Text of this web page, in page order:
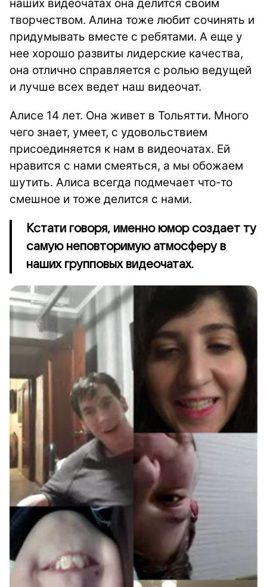
наших видеочатах она делится своим
творчеством. Алина тоже любит сочинять и
придумывать вместе с ребятами. А еще у
нее хорошо развиты лидерские качества,
она отлично справляется с ролью ведущей
и лучше всех ведет наш видеочат.
Алисе 14 лет. Она живет в Тольятти. Много
чего знает, умеет, с удовольствием
присоединяется к нам в видеочатах. Ей
нравится с нами смеяться, а мы обожаем
шутить. Алиса всегда подмечает что-то
смешное и тоже делится с нами.
Кстати говоря, именно юмор создает ту
самую неповторимую атмосферу в
наших групповых видеочатах.